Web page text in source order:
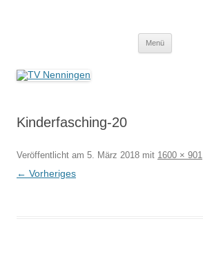
Menü
Kinderfasching-20
Veröffentlicht am 5. März 2018 mit 1600 × 901
← Vorheriges